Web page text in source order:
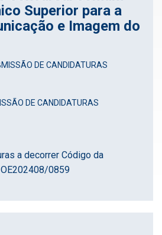
Superior para a
e Imagem do
DE CANDIDATURAS
DE CANDIDATURAS
a decorrer Código da
0859